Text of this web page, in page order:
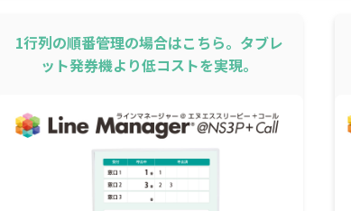
1行列の順番管理の場合はこちら。タブレ
ット発券機より低コストを実現。